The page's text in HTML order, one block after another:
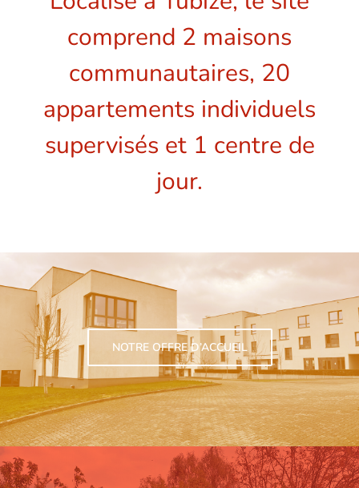
comprend 2 maisons
communautaires, 20
appartements individuels
supervisés et 1 centre de
jour.
NOTRE OFFRE D’ACCUEIL